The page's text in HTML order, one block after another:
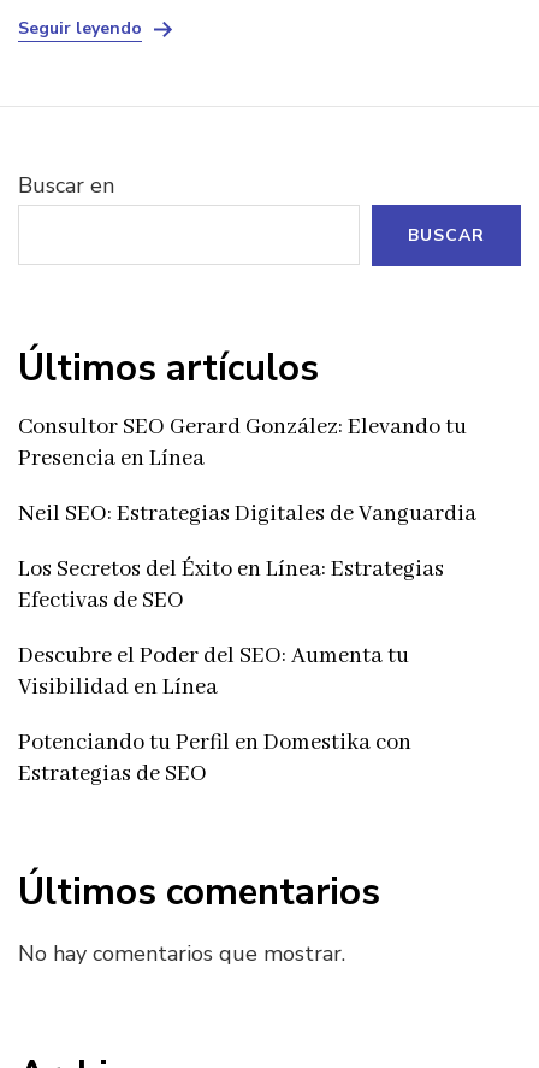
Seguir leyendo
Buscar en
BUSCAR
Últimos artículos
Consultor SEO Gerard González: Elevando tu
Presencia en Línea
Neil SEO: Estrategias Digitales de Vanguardia
Los Secretos del Éxito en Línea: Estrategias
Efectivas de SEO
Descubre el Poder del SEO: Aumenta tu
Visibilidad en Línea
Potenciando tu Perfil en Domestika con
Estrategias de SEO
Últimos comentarios
No hay comentarios que mostrar.